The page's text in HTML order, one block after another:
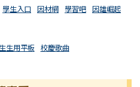
學生入口 因材網 學習吧 因雄崛起
生生用平板 校慶歌曲